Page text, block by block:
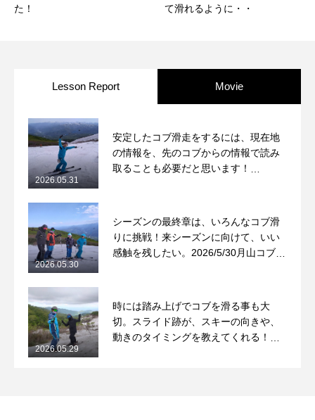
た！
て滑れるように・・
Lesson Report Movie
安定したコブ滑走をするには、現在地
の情報を、先のコブからの情報で読み
取ることも必要だと思います！
2026.05.31
シーズンの最終章は、いろんなコブ滑
りに挑戦！来シーズンに向けて、いい
感触を残したい。2026/5/30月山コブレ
2026.05.30
時には踏み上げでコブを滑る事も大
切。スライド跡が、スキーの向きや、
動きのタイミングを教えてくれる！
2026.05.29